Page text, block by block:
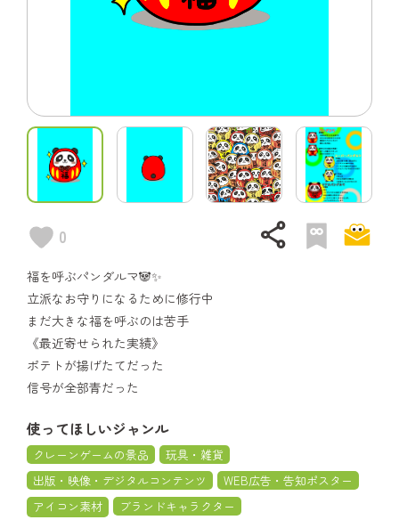
0 share
福を呼ぶパンダルマ🐼✨
立派なお守りになるために修行中
まだ大きな福を呼ぶのは苦手
《最近寄せられた実績》
ポテトが揚げたてだった
信号が全部青だった
使ってほしいジャンル
クレーンゲームの景品
玩具・雑貨
出版・映像・デジタルコンテンツ
WEB広告・告知ポスター
アイコン素材
ブランドキャラクター